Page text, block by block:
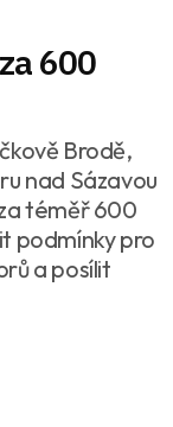
600
Brodě,
nad Sázavou
téměř 600
podmínky pro
a posílit